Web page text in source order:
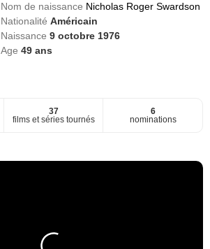
Nom de naissance Nicholas Roger Swardson
NationalitéAméricain
Naissance9 octobre 1976
Age49 ans
37
films et séries tournés
6
nominations